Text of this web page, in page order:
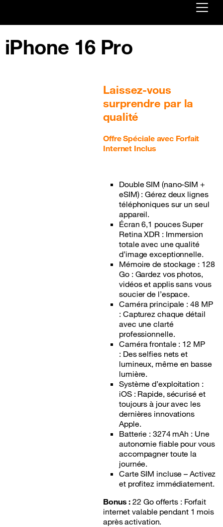
First visit ?
iPhone 16 Pro
Laissez-vous
surprendre par la
qualité
Offre Spéciale avec Forfait
Internet Inclus
Double SIM (nano-SIM +
eSIM) : Gérez deux lignes
téléphoniques sur un seul
appareil.
Écran 6,1 pouces Super
Retina XDR : Immersion
totale avec une qualité
d’image exceptionnelle.
Mémoire de stockage : 128
Go : Gardez vos photos,
vidéos et applis sans vous
soucier de l’espace.
Caméra principale : 48 MP
: Capturez chaque détail
avec une clarté
professionnelle.
Caméra frontale : 12 MP
: Des selfies nets et
lumineux, même en basse
lumière.
Système d’exploitation :
iOS : Rapide, sécurisé et
toujours à jour avec les
dernières innovations
Apple.
Batterie : 3274 mAh : Une
autonomie fiable pour vous
accompagner toute la
journée.
Carte SIM incluse – Activez
et profitez immédiatement.
Bonus : 22 Go offerts : Forfait
internet valable pendant 1 mois
après activation.